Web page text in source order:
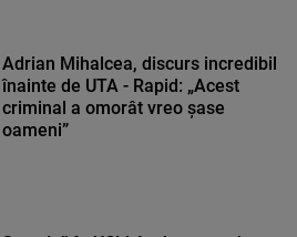
Adrian Mihalcea, discurs incredibil
înainte de UTA - Rapid: „Acest
criminal a omorât vreo șase
oameni”